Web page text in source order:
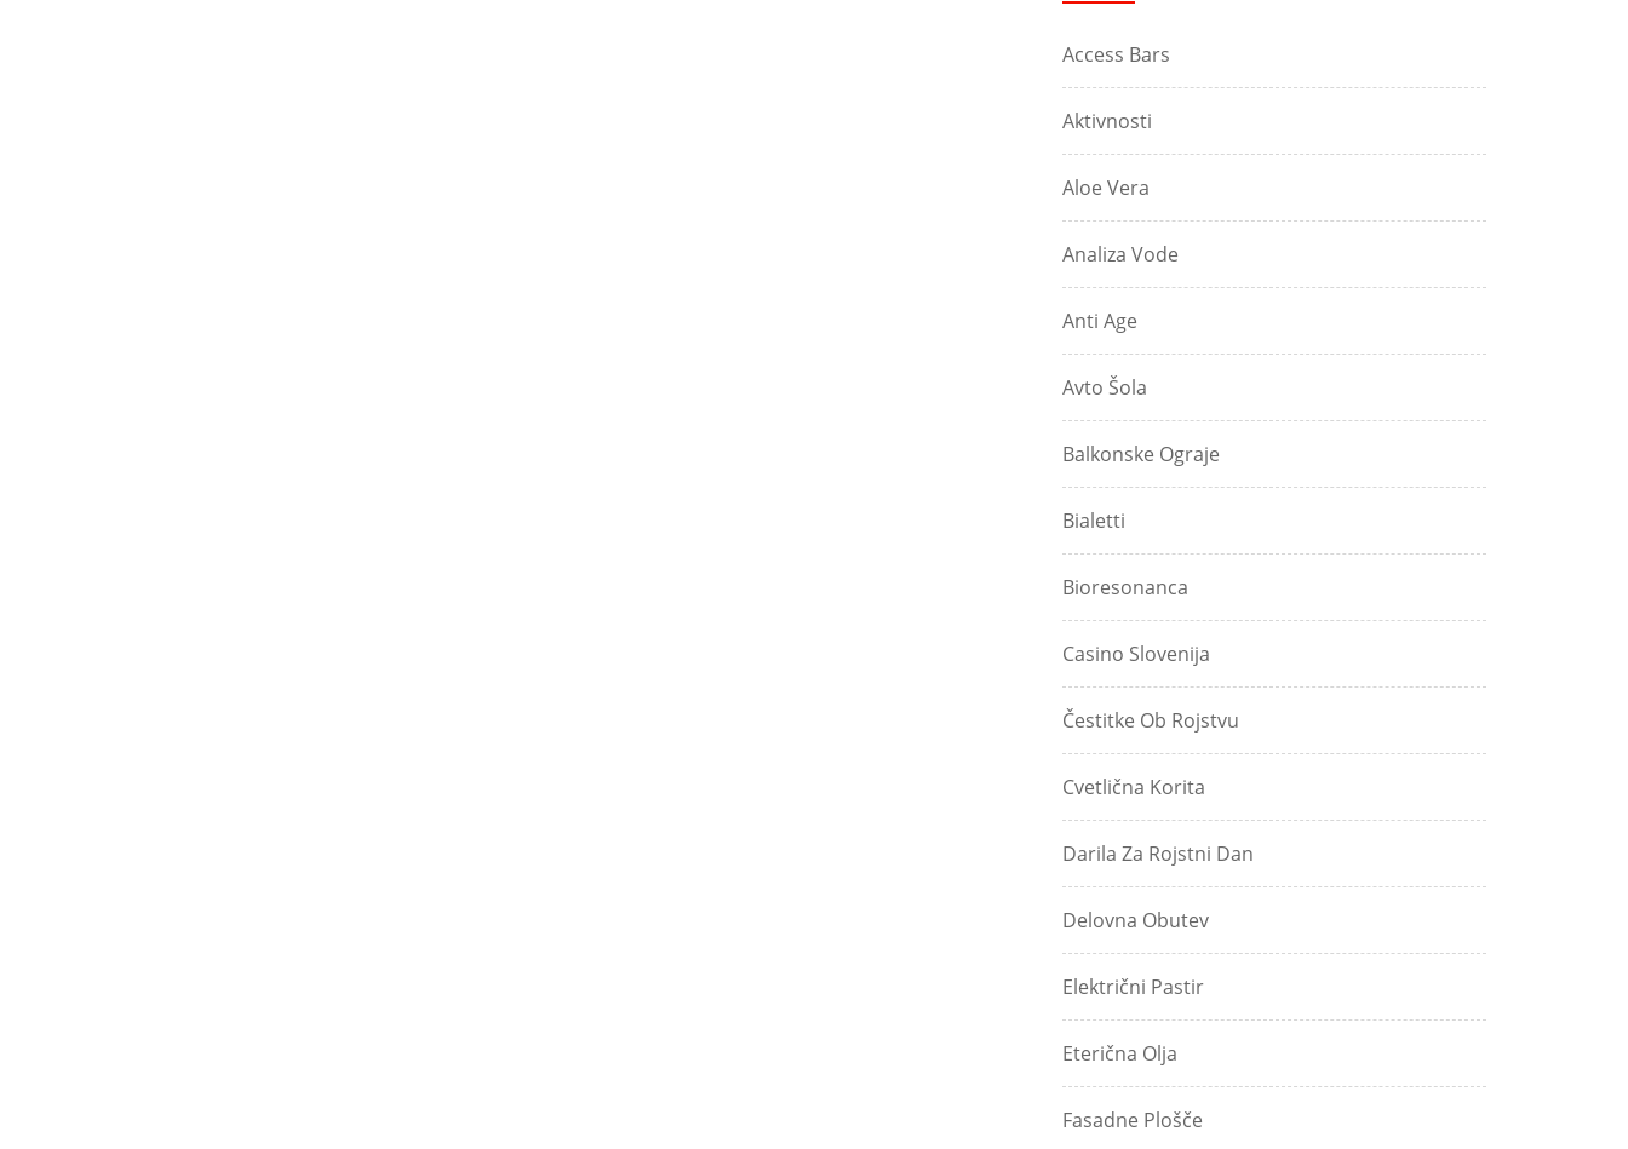
Access Bars
Aktivnosti
Aloe Vera
Analiza Vode
Anti Age
Avto Šola
Balkonske Ograje
Bialetti
Bioresonanca
Casino Slovenija
Čestitke Ob Rojstvu
Cvetlična Korita
Darila Za Rojstni Dan
Delovna Obutev
Električni Pastir
Eterična Olja
Fasadne Plošče